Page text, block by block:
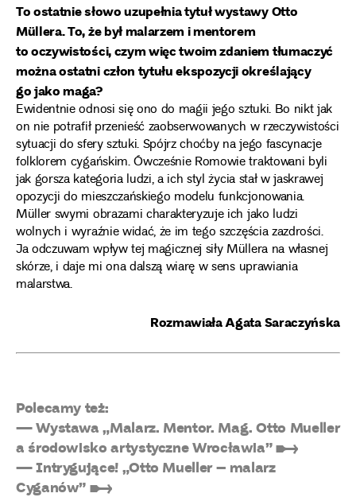
To ostatnie słowo uzupełnia tytuł wystawy Otto
Müllera. To, że był malarzem i mentorem
to oczywistości, czym więc twoim zdaniem tłumaczyć
można ostatni człon tytułu ekspozycji określający
go jako maga?
Ewidentnie odnosi się ono do magii jego sztuki. Bo nikt jak
on nie potrafił przenieść zaobserwowanych w rzeczywistości
sytuacji do sfery sztuki. Spójrz choćby na jego fascynacje
folklorem cygańskim. Ówcześnie Romowie traktowani byli
jak gorsza kategoria ludzi, a ich styl życia stał w jaskrawej
opozycji do mieszczańskiego modelu funkcjonowania.
Müller swymi obrazami charakteryzuje ich jako ludzi
wolnych i wyraźnie widać, że im tego szczęścia zazdrości.
Ja odczuwam wpływ tej magicznej siły Müllera na własnej
skórze, i daje mi ona dalszą wiarę w sens uprawiania
malarstwa.
Rozmawiała Agata Saraczyńska
Polecamy też:
— Wystawa „Malarz. Mentor. Mag. Otto Mueller
a środowisko artystyczne Wrocławia” ➸
— Intrygujące! „Otto Mueller – malarz
Cyganów” ➸